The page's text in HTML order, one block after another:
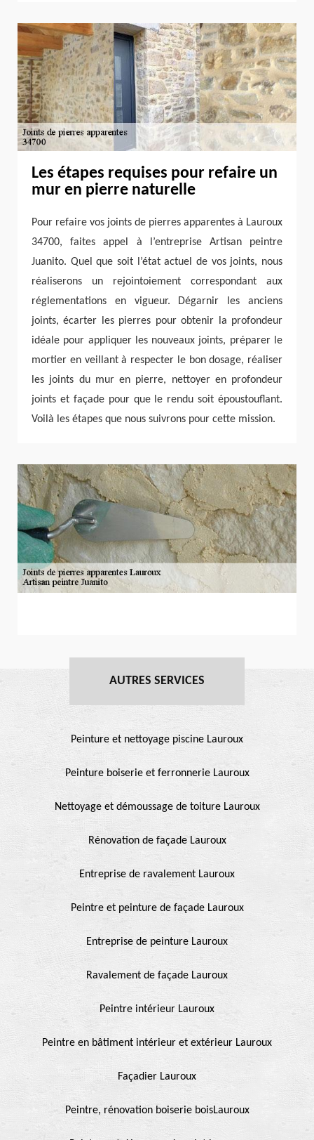
Les étapes requises pour refaire un
mur en pierre naturelle
Pour refaire vos joints de pierres apparentes à Lauroux
34700, faites appel à l’entreprise Artisan peintre
Juanito. Quel que soit l’état actuel de vos joints, nous
réaliserons un rejointoiement correspondant aux
réglementations en vigueur. Dégarnir les anciens
joints, écarter les pierres pour obtenir la profondeur
idéale pour appliquer les nouveaux joints, préparer le
mortier en veillant à respecter le bon dosage, réaliser
les joints du mur en pierre, nettoyer en profondeur
joints et façade pour que le rendu soit époustouflant.
Voilà les étapes que nous suivrons pour cette mission.
AUTRES SERVICES
Peinture et nettoyage piscine Lauroux
Peinture boiserie et ferronnerie Lauroux
Nettoyage et démoussage de toiture Lauroux
Rénovation de façade Lauroux
Entreprise de ravalement Lauroux
Peintre et peinture de façade Lauroux
Entreprise de peinture Lauroux
Ravalement de façade Lauroux
Peintre intérieur Lauroux
Peintre en bâtiment intérieur et extérieur Lauroux
Façadier Lauroux
Peintre, rénovation boiserie boisLauroux